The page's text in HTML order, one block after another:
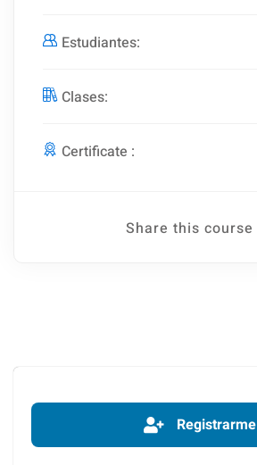
Registrarme
Estudiantes:
Clases:
Certificate :
Share this course